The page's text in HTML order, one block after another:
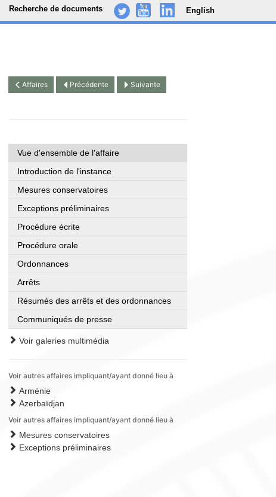
Recherche de documents
. - .. English
Affaires Précédente Suivante
Vue d'ensemble de l'affaire
Introduction de l'instance
Mesures conservatoires
Exceptions préliminaires
Procédure écrite
Procédure orale
Ordonnances
Arrêts
Résumés des arrêts et des ordonnances
Communiqués de presse
Voir galeries multimédia
Voir autres affaires impliquant/ayant donné lieu à
Arménie
Azerbaïdjan
Voir autres affaires impliquant/ayant donné lieu à
Mesures conservatoires
Exceptions préliminaires